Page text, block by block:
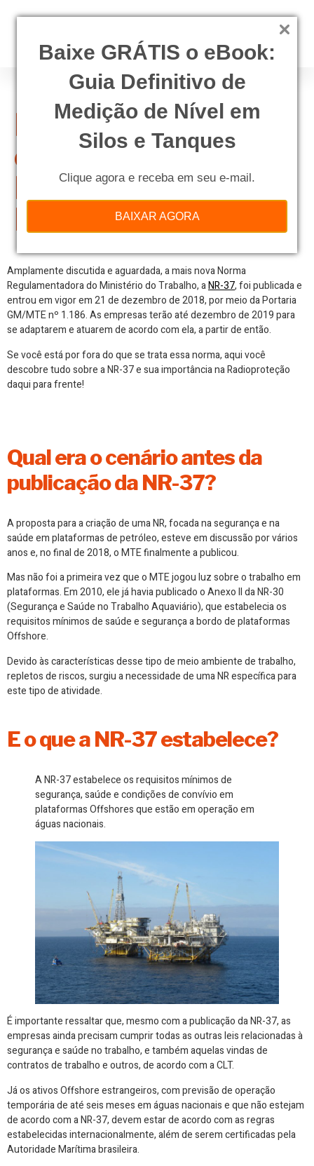
Baixe GRÁTIS o eBook:
Guia Definitivo de
Medição de Nível em
Silos e Tanques
Clique agora e receba em seu e-mail.
BAIXAR AGORA
NR-37: Segurança
e Saúde em
Plataformas de
Petróleo
Amplamente discutida e aguardada, a mais nova Norma
Regulamentadora do Ministério do Trabalho, aNR-37, foi publicada e
entrou em vigor em 21 de dezembro de 2018, por meio da Portaria
GM/MTE nº 1.186. As empresas terão até dezembro de 2019 para
se adaptarem e atuarem de acordo com ela, a partir de então.
Se você está por fora do que se trata essa norma, aqui você
descobre tudo sobre a NR-37 e sua importância na Radioproteção
daqui para frente!
Qual era o cenário antes da
publicação da NR-37?
A proposta para a criação de uma NR, focada na segurança e na
saúde em plataformas de petróleo, esteve em discussão por vários
anos e, no final de 2018, o MTE finalmente a publicou.
Mas não foi a primeira vez que o MTE jogou luz sobre o trabalho em
plataformas. Em 2010, ele já havia publicado o Anexo II da NR-30
(Segurança e Saúde no Trabalho Aquaviário), que estabelecia os
requisitos mínimos de saúde e segurança a bordo de plataformas
Offshore.
Devido às características desse tipo de meio ambiente de trabalho,
repletos de riscos, surgiu a necessidade de uma NR específica para
este tipo de atividade.
E o que a NR-37 estabelece?
A NR-37 estabelece os requisitos mínimos de
segurança, saúde e condições de convívio em
plataformas Offshores que estão em operação em
águas nacionais.
É importante ressaltar que, mesmo com a publicação da NR-37, as
empresas ainda precisam cumprir todas as outras leis relacionadas à
segurança e saúde no trabalho, e também aquelas vindas de
contratos de trabalho e outros, de acordo com a CLT.
Já os ativos Offshore estrangeiros, com previsão de operação
temporária de até seis meses em águas nacionais e que não estejam
de acordo com a NR-37, devem estar de acordo com as regras
estabelecidas internacionalmente, além de serem certificadas pela
Autoridade Marítima brasileira.